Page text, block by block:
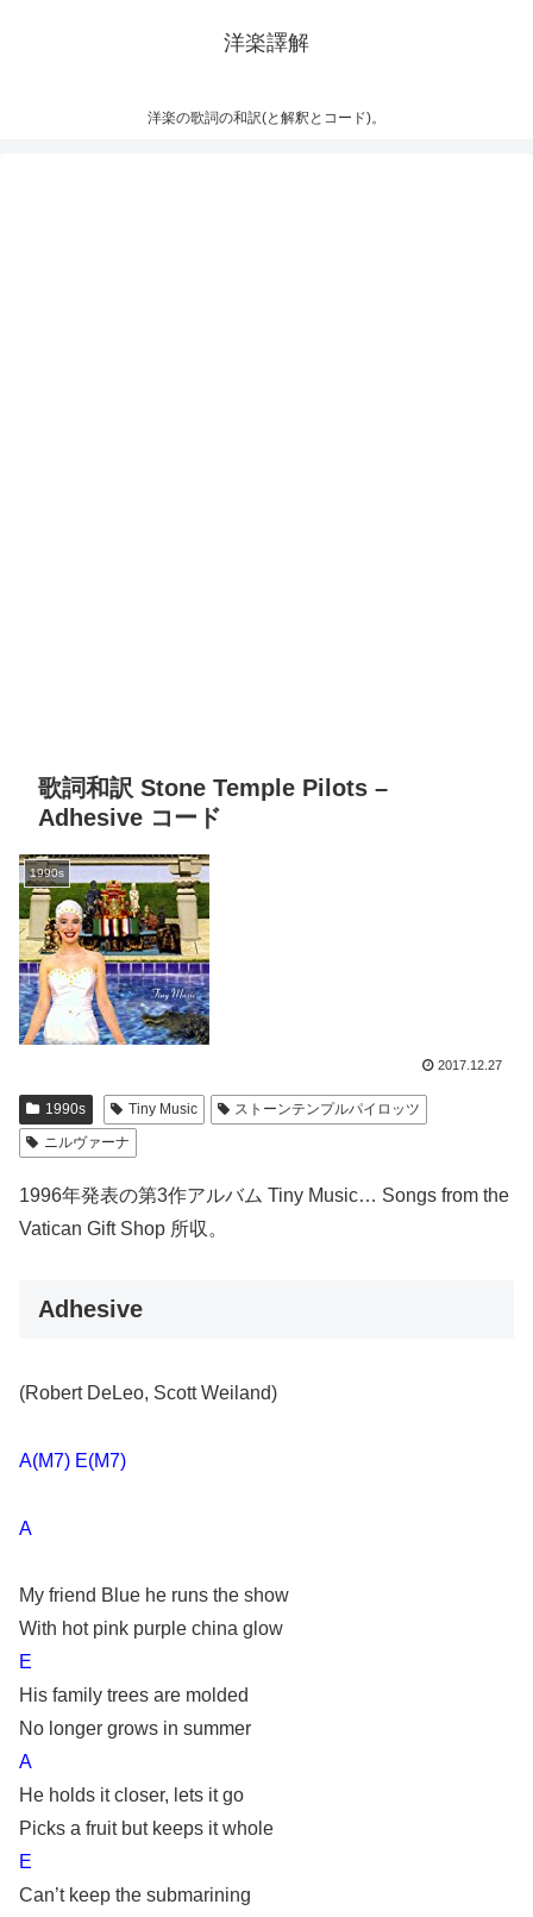
洋楽譯解
洋楽の歌詞の和訳(と解釈とコード)。
歌詞和訳 Stone Temple Pilots –
Adhesive コード
1990s
2017.12.27
1990s Tiny Music
ストーンテンプルパイロッツ
ニルヴァーナ
1996年発表の第3作アルバム Tiny Music… Songs from the
Vatican Gift Shop 所収。
Adhesive
(Robert DeLeo, Scott Weiland)
A(M7) E(M7)
A
My friend Blue he runs the show
With hot pink purple china glow
E
His family trees are molded
No longer grows in summer
A
He holds it closer, lets it go
Picks a fruit but keeps it whole
E
Can’t keep the submarining